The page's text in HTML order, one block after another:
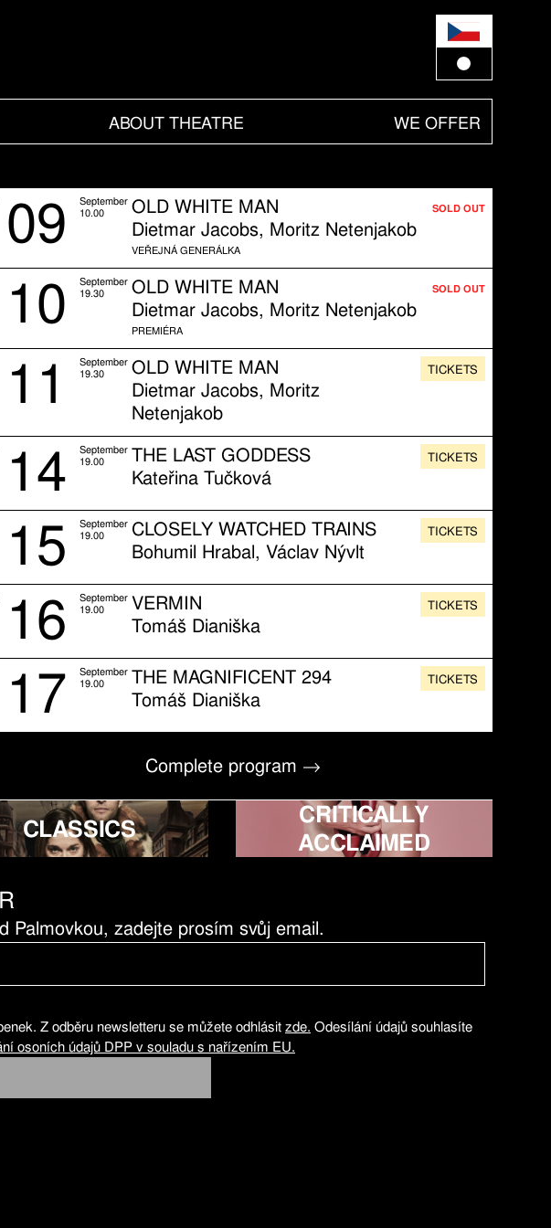
ABOUT THEATRE WE OFFER
09
September
10.00
OLD WHITE MAN
Dietmar Jacobs, Moritz Netenjakob
VEŘEJNÁ GENERÁLKA
SOLD OUT
10
September
19.30
OLD WHITE MAN
Dietmar Jacobs, Moritz Netenjakob
PREMIÉRA
SOLD OUT
11
September
19.30
OLD WHITE MAN
Dietmar Jacobs, Moritz
Netenjakob
TICKETS
14
September
19.00
THE LAST GODDESS
Kateřina Tučková
TICKETS
15
September
19.00
CLOSELY WATCHED TRAINS
Bohumil Hrabal, Václav Nývlt
TICKETS
16
September
19.00
VERMIN
Tomáš Dianiška
TICKETS
17
September
19.00
THE MAGNIFICENT 294
Tomáš Dianiška
TICKETS
Complete program →
CLASSICS
CRITICALLY
ACCLAIMED
Palmovkou, zadejte prosím svůj email.
Z odběru newsletteru se můžete odhlásit zde. Odesílání údajů souhlasíte
osoních údajů DPP v souladu s nařízením EU.